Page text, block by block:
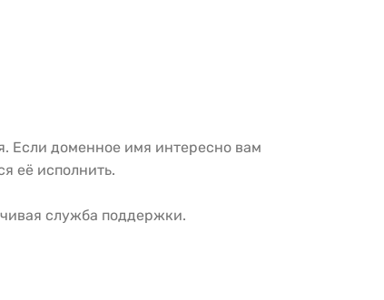
Если доменное имя интересно вам
её исполнить.
служба поддержки.